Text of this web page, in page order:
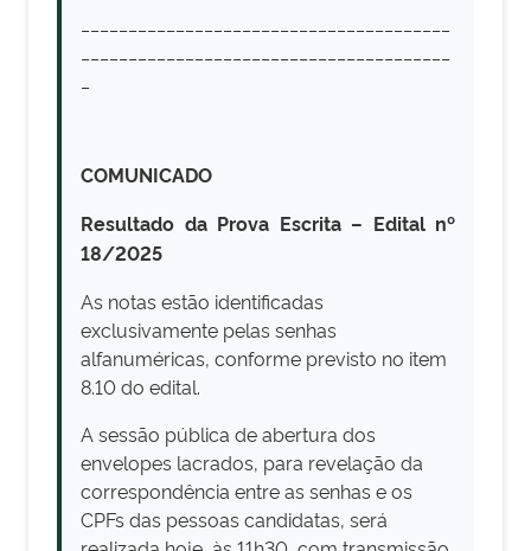
COMUNICADO
Resultado da Prova Escrita – Edital nº
18/2025
As notas estão identificadas
exclusivamente pelas senhas
alfanuméricas, conforme previsto no item
8.10 do edital.
A sessão pública de abertura dos
envelopes lacrados, para revelação da
correspondência entre as senhas e os
CPFs das pessoas candidatas, será